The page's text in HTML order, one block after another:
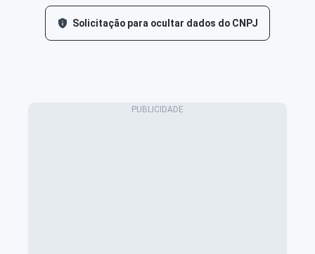
Solicitação para ocultar dados do CNPJ